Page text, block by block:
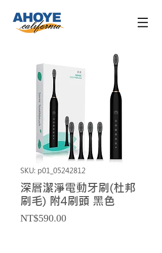
SKU: p01_05242812
深層潔淨電動牙刷(杜邦
刷毛) 附4刷頭 黑色
NT$590.00Price